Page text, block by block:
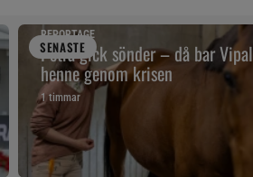
SENASTE
REPORTAGE
Petra gick sönder – då bar Vipal
henne genom krisen
1 timmar